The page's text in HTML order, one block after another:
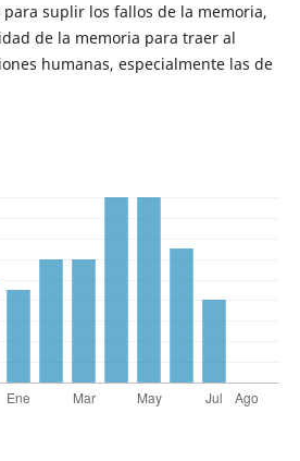
suplir los fallos de la memoria,
de la memoria para traer al
humanas, especialmente las de